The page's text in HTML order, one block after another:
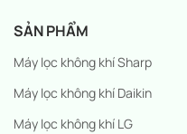
SẢN PHẨM
Máy lọc không khí Sharp
Máy lọc không khí Daikin
Máy lọc không khí LG